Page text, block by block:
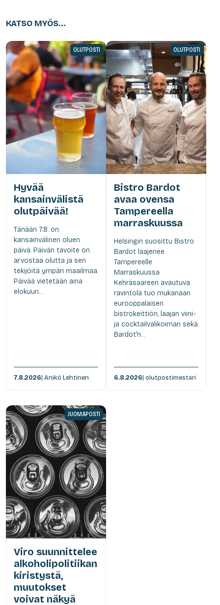
KATSO MYÖS...
OLUTPOSTI
Hyvää
kansainvälistä
olutpäivää!
Tänään 7.8. on
kansainvälinen oluen
päivä. Päivän tavoite on
arvostaa olutta ja sen
tekijöitä ympäri maailmaa.
Päivää vietetään aina
elokuun...
7.8.2026| Anikó Lehtinen
OLUTPOSTI
Bistro Bardot
avaa ovensa
Tampereella
marraskuussa
Helsingin suosittu Bistro
Bardot laajenee
Tampereelle.
Marraskuussa
Kehräsaareen avautuva
ravintola tuo mukanaan
eurooppalaisen
bistrokeittiön, laajan viini-
ja cocktailvalikoiman sekä
Bardot'n...
6.8.2026| olutpostimestari
JUOMAPOSTI
Viro suunnittelee
alkoholipolitiikan
kiristystä,
muutokset
voivat näkyä